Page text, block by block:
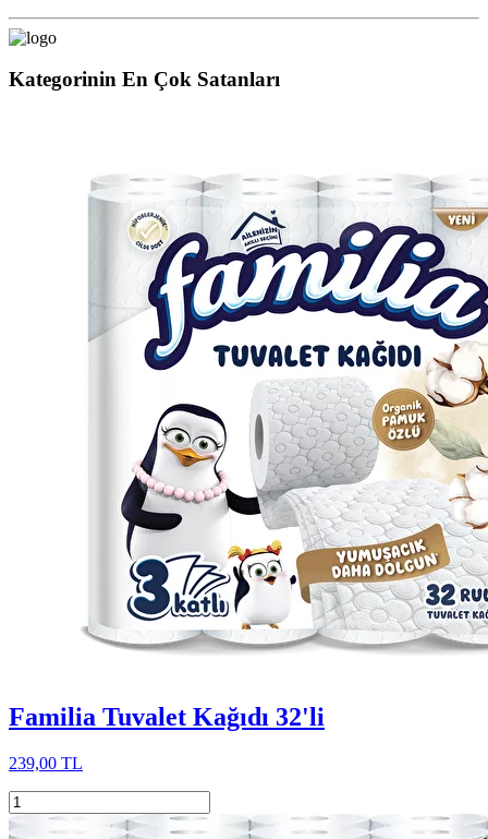
Kategorinin En Çok Satanları
Familia Tuvalet Kağıdı 32'li
239,00 TL